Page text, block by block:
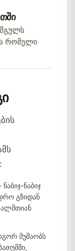
რომელი
ნაბიჯ
გზიდან
მუშაობს